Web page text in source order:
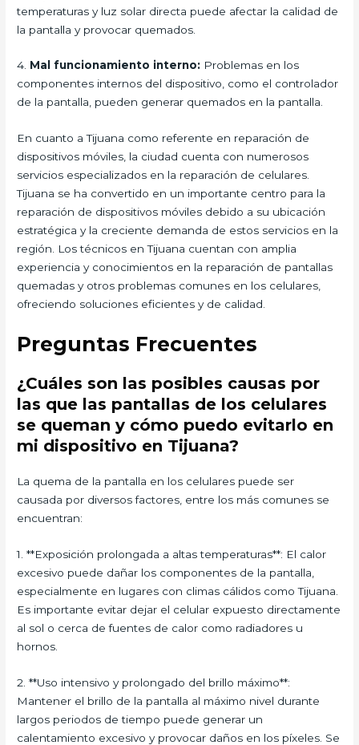
temperaturas y luz solar directa puede afectar la calidad de
la pantalla y provocar quemados.
4. Mal funcionamiento interno: Problemas en los
componentes internos del dispositivo, como el controlador
de la pantalla, pueden generar quemados en la pantalla.
En cuanto a Tijuana como referente en reparación de
dispositivos móviles, la ciudad cuenta con numerosos
servicios especializados en la reparación de celulares.
Tijuana se ha convertido en un importante centro para la
reparación de dispositivos móviles debido a su ubicación
estratégica y la creciente demanda de estos servicios en la
región. Los técnicos en Tijuana cuentan con amplia
experiencia y conocimientos en la reparación de pantallas
quemadas y otros problemas comunes en los celulares,
ofreciendo soluciones eficientes y de calidad.
Preguntas Frecuentes
¿Cuáles son las posibles causas por
las que las pantallas de los celulares
se queman y cómo puedo evitarlo en
mi dispositivo en Tijuana?
La quema de la pantalla en los celulares puede ser
causada por diversos factores, entre los más comunes se
encuentran:
1. **Exposición prolongada a altas temperaturas**: El calor
excesivo puede dañar los componentes de la pantalla,
especialmente en lugares con climas cálidos como Tijuana.
Es importante evitar dejar el celular expuesto directamente
al sol o cerca de fuentes de calor como radiadores u
hornos.
2. **Uso intensivo y prolongado del brillo máximo**:
Mantener el brillo de la pantalla al máximo nivel durante
largos periodos de tiempo puede generar un
calentamiento excesivo y provocar daños en los píxeles. Se